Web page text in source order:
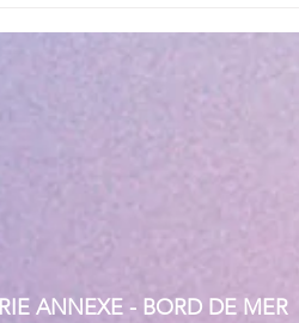
ANNEXE - BORD DE MER